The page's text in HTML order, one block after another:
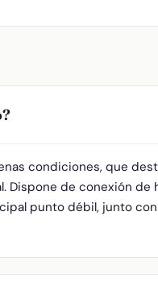
condiciones, que
de conexión de
punto débil, junto